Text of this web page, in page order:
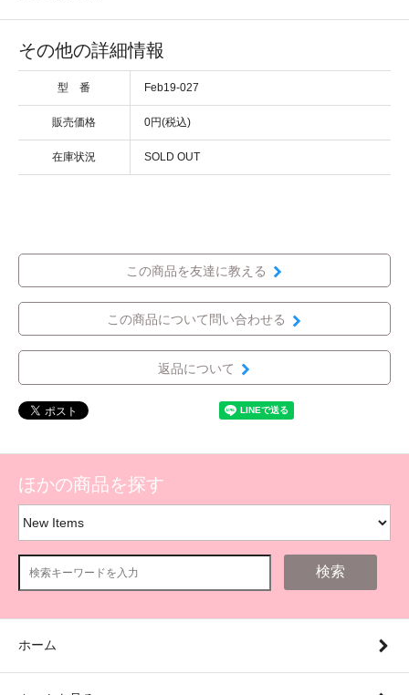
その他の詳細情報
型 番 Feb19-027
販売価格 0円(税込)
在庫状況 SOLD OUT
この商品を友達に教える
この商品について問い合わせる
返品について
ほかの商品を探す
検索
ホーム